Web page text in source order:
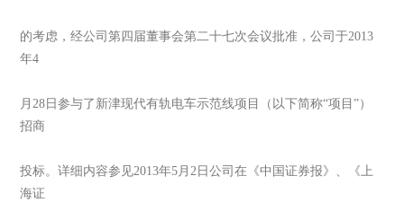
的考虑，经公司第四届董事会第二十七次会议批准，公司于2013
年4
月28日参与了新津现代有轨电车示范线项目（以下简称“项目”）
招商
投标。详细内容参见2013年5月2日公司在《中国证券报》、《上
海证